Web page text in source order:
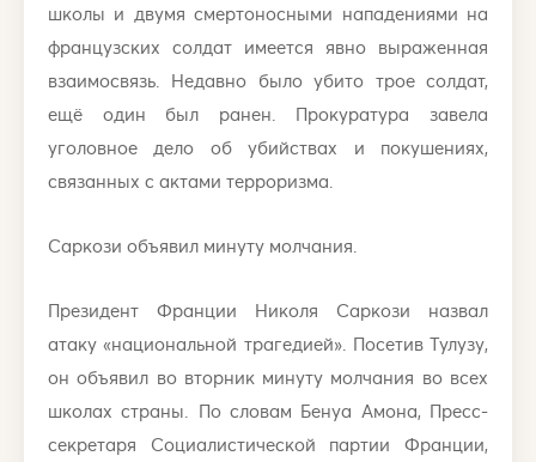
школы и двумя смертоносными нападениями на
французских солдат имеется явно выраженная
взаимосвязь. Недавно было убито трое солдат,
ещё один был ранен. Прокуратура завела
уголовное дело об убийствах и покушениях,
связанных с актами терроризма.
Саркози объявил минуту молчания.
Президент Франции Николя Саркози назвал
атаку «национальной трагедией». Посетив Тулузу,
он объявил во вторник минуту молчания во всех
школах страны. По словам Бенуа Амона, Пресс-
секретаря Социалистической партии Франции,